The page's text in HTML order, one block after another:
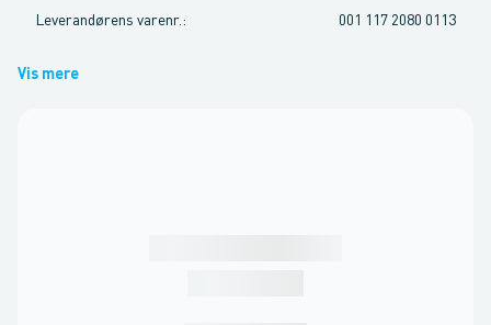
Leverandørens varenr. : 001 117 2080 0113
Vis mere